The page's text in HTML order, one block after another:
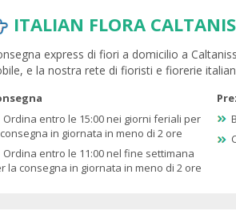
ITALIAN FLORA
express di fiori a domicilio a
e la nostra rete di fioristi e fiorerie
Ordina entro le 15:00 nei giorni feriali per
in giornata in meno di 2 ore
Ordina entro le 11:00 nel fine settimana
la consegna in giornata in meno di 2 ore